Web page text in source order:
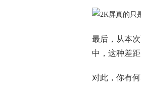
最后，从本
中，这种差
对此，你有